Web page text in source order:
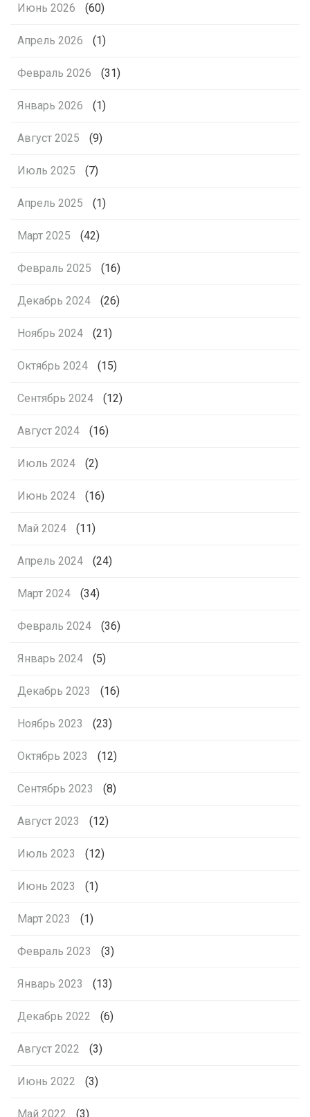
Июнь 2026 (60)
Апрель 2026 (1)
Февраль 2026 (31)
Январь 2026 (1)
Август 2025 (9)
Июль 2025 (7)
Апрель 2025 (1)
Март 2025 (42)
Февраль 2025 (16)
Декабрь 2024 (26)
Ноябрь 2024 (21)
Октябрь 2024 (15)
Сентябрь 2024 (12)
Август 2024 (16)
Июль 2024 (2)
Июнь 2024 (16)
Май 2024 (11)
Апрель 2024 (24)
Март 2024 (34)
Февраль 2024 (36)
Январь 2024 (5)
Декабрь 2023 (16)
Ноябрь 2023 (23)
Октябрь 2023 (12)
Сентябрь 2023 (8)
Август 2023 (12)
Июль 2023 (12)
Июнь 2023 (1)
Март 2023 (1)
Февраль 2023 (3)
Январь 2023 (13)
Декабрь 2022 (6)
Август 2022 (3)
Июнь 2022 (3)
Май 2022 (3)